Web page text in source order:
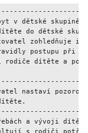
v dětské
do dětské
zohledňuje
postupu při
dítěte a
nastaví
dítěte.
a vývoji